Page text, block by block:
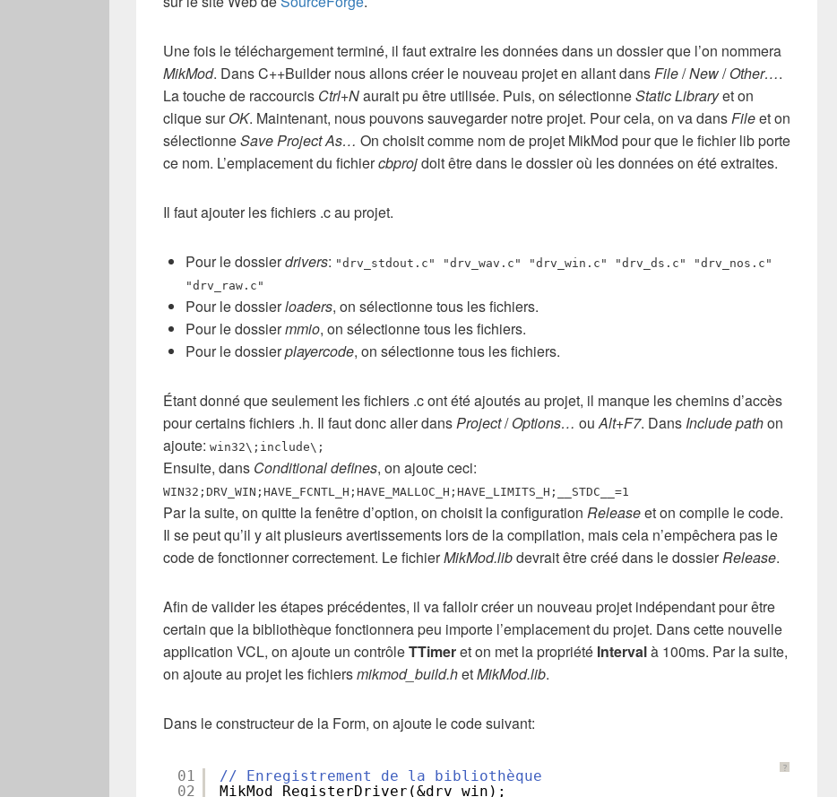
Une fois le téléchargement terminé, il faut extraire les données dans un dossier que l’on nommera
MikMod. Dans C++Builder nous allons créer le nouveau projet en allant dansFile/New/Other….
La touche de raccourcis Ctrl+Naurait pu être utilisée. Puis, on sélectionneStatic Libraryet on
clique surOK. Maintenant, nous pouvons sauvegarder notre projet. Pour cela, on va dansFileet on
sélectionneSave Project As… On choisit comme nom de projet MikMod pour que le fichier lib porte
ce nom. L’emplacement du fichiercbprojdoit être dans le dossier où les données on été extraites.
Il faut ajouter les fichiers .c au projet.
Pour le dossierdrivers: "drv_stdout.c" "drv_wav.c" "drv_win.c" "drv_ds.c" "drv_nos.c"
"drv_raw.c"
Pour le dossierloaders, on sélectionne tous les fichiers.
Pour le dossiermmio, on sélectionne tous les fichiers.
Pour le dossierplayercode, on sélectionne tous les fichiers.
Étant donné que seulement les fichiers .c ont été ajoutés au projet, il manque les chemins d’accès
pour certains fichiers .h. Il faut donc aller dansProject/Options… ouAlt+F7. Dans Include pathon
ajoute: win32\;include\;
Ensuite, dans Conditional defines, on ajoute ceci:
WIN32;DRV_WIN;HAVE_FCNTL_H;HAVE_MALLOC_H;HAVE_LIMITS_H;__STDC__=1
Par la suite, on quitte la fenêtre d’option, on choisit la configuration Releaseet on compile le code.
Il se peut qu’il y ait plusieurs avertissements lors de la compilation, mais cela n’empêchera pas le
code de fonctionner correctement. Le fichierMikMod.libdevrait être créé dans le dossierRelease.
Afin de valider les étapes précédentes, il va falloir créer un nouveau projet indépendant pour être
certain que la bibliothèque fonctionnera peu importe l’emplacement du projet. Dans cette nouvelle
application VCL, on ajoute un contrôleTTimeret on met la propriété Intervalà 100ms. Par la suite,
on ajoute au projet les fichiersmikmod_build.hetMikMod.lib.
Dans le constructeur de la Form, on ajoute le code suivant:
?
01
02
// Enregistrement de la bibliothèque
MikMod_RegisterDriver(&drv_win);